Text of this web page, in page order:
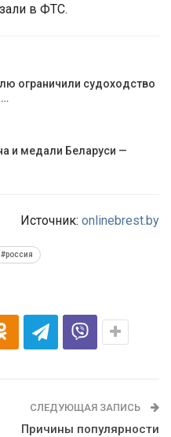
в ФТС.
ограничили судоходство
и медали Беларуси —
Источник: onlinebrest.by
#россия
СЛЕДУЮЩАЯ ЗАПИСЬ
Причины популярности